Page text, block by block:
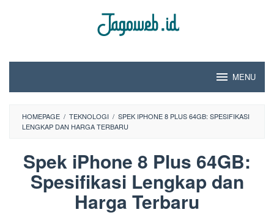
MENU
HOMEPAGE / TEKNOLOGI / SPEK IPHONE 8 PLUS 64GB: SPESIFIKASI
LENGKAP DAN HARGA TERBARU
Spek iPhone 8 Plus 64GB:
Spesifikasi Lengkap dan
Harga Terbaru